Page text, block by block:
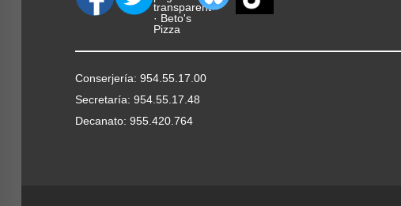
Conserjería: 954.55.17.00
Secretaría: 954.55.17.48
Decanato: 955.420.764